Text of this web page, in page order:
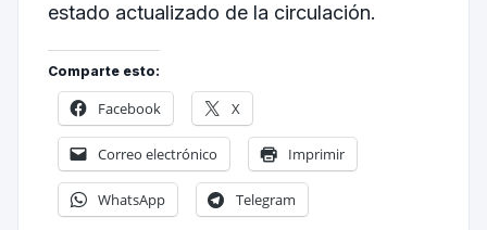
estado actualizado de la circulación.
Comparte esto:
Facebook X
Correo electrónico Imprimir
WhatsApp Telegram